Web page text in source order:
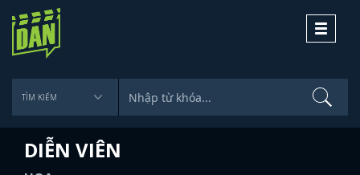
Toggle
DIỄN VIÊN